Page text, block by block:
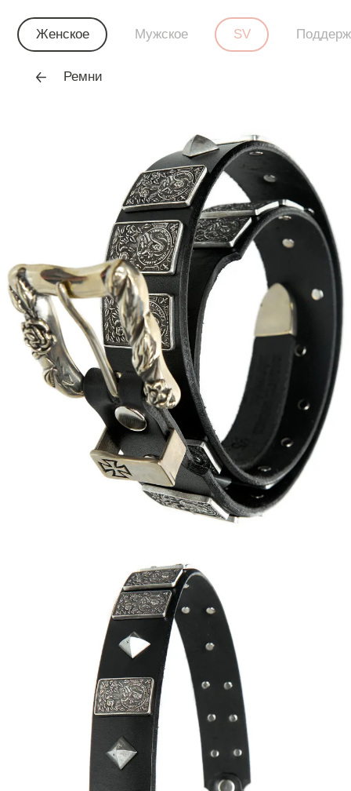
Женское Мужское SV
Ремни